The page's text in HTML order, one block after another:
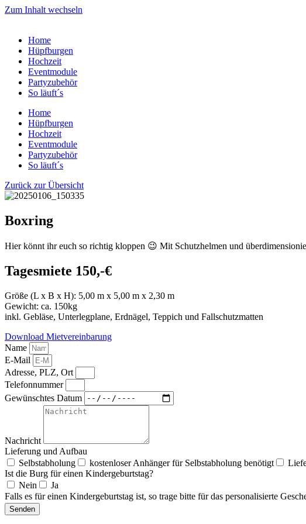
Zum Inhalt wechseln
Home
Hüpfburgen
Hochzeit
Eventmodule
Partyzubehör
So läuft´s
Home
Hüpfburgen
Hochzeit
Eventmodule
Partyzubehör
So läuft´s
Zurück zur Übersicht
Boxring
Hier könnt ihr euch so richtig kloppen 😉 Mit Schutzhelmen und
Tagesmiete 150,-€
Größe (L x B x H): 5,00 m x 5,00 m x 2,30 m
Gewicht: ca. 150kg
inkl. Gebläse, Unterlegplane, Erdnägel, Teppich und Fallschutzmatten
Download Mietvereinbarung
Name
E-Mail
Adresse, PLZ, Ort
Telefonnummer
Gewünschtes Datum
Nachricht
Lieferung und Aufbau
Selbstabholung
kostenloser Anhänger für Selbstabholung benötigt
Ist die Burg für einen Kindergeburtstag?
Nein
Ja
Falls es für einen Kindergeburtstag ist, so trage bitte für das personalisierte
Senden